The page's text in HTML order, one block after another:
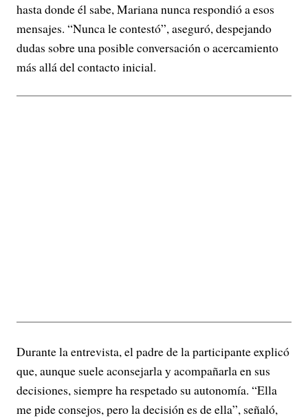
hasta donde él sabe, Mariana nunca respondió a esos
mensajes. “Nunca le contestó”, aseguró, despejando
dudas sobre una posible conversación o acercamiento
más allá del contacto inicial.
Durante la entrevista, el padre de la participante explicó
que, aunque suele aconsejarla y acompañarla en sus
decisiones, siempre ha respetado su autonomía. “Ella
me pide consejos, pero la decisión es de ella”, señaló,